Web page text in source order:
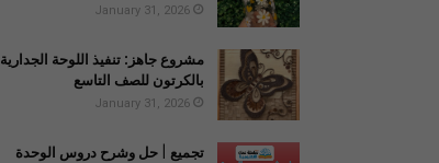
January 31, 2026
مشروع جاهز: تنفيذ اللوحة الجدارية
بالكرتون للصف التاسع
January 31, 2026
تجميع | حل وشرح دروس الوحدة